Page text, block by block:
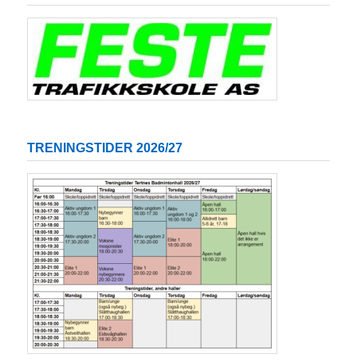
TRENINGSTIDER 2026/27